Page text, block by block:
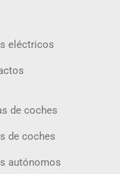
eléctricos
de coches
de coches
autónomos